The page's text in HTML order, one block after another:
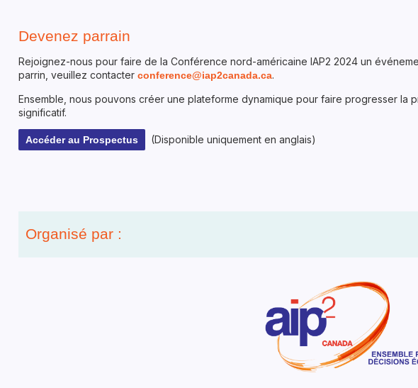
Devenez parrain
Rejoignez-nous pour faire de la Conférence nord-américaine IAP2 2024 un
parrin, veuillez contacter conference@iap2canada.ca.
Ensemble, nous pouvons créer une plateforme dynamique pour faire progresser la
significatif.
Accéder au Prospectus (Disponible uniquement en anglais)
Organisé par :